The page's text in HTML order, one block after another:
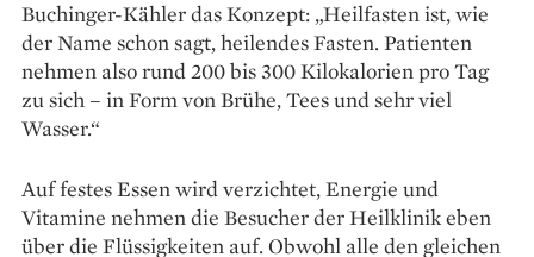
Buchinger-Kähler das Konzept: „Heilfasten ist, wie
der Name schon sagt, heilendes Fasten. Patienten
nehmen also rund 200 bis 300 Kilokalorien pro Tag
zu sich – in Form von Brühe, Tees und sehr viel
Wasser.“
Auf festes Essen wird verzichtet, Energie und
Vitamine nehmen die Besucher der Heilklinik eben
über die Flüssigkeiten auf. Obwohl alle den gleichen